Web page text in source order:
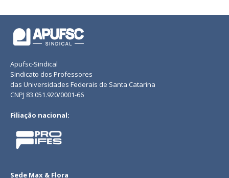
Apufsc-Sindical
Sindicato dos Professores
das Universidades Federais de Santa Catarina
CNPJ 83.051.920/0001-66
Filiação nacional:
Sede Max & Flora